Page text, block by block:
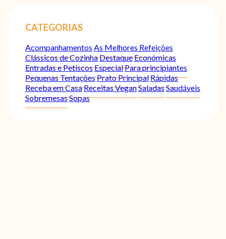
CATEGORIAS
Acompanhamentos As Melhores Refeições
Clássicos de CozinhaDestaqueEconómicas
Entradas e PetiscosEspecialPara principiantes
Pequenas TentaçõesPrato PrincipalRápidas
Receba em CasaReceitas VeganSaladasSaudáveis
SobremesasSopas